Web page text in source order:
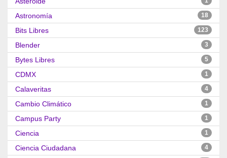
Astronomía 18
Bits Libres 123
Blender 3
Bytes Libres 5
CDMX 1
Calaveritas 4
Cambio Climático 1
Campus Party 1
Ciencia 1
Ciencia Ciudadana 4